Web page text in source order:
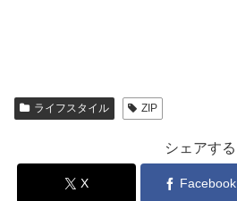
ライフスタイル ZIP
シェアする
X Facebook